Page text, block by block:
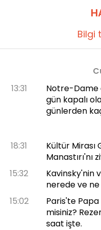
Bilgi
13:31
Notre-Dame
gün kapalı
günlerden
18:31
Kültür Mirası
15:32
Kavinsky'nin
nerede ve
15:02
Paris'te
misiniz?
saat işte.